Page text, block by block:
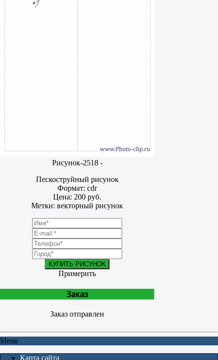
Рисунок-2518 -
Пескоструйный рисунок
Формат: cdr
Цена: 200 руб.
Метки: векторный рисунок
КУПИТЬ РИСУНОК
Примерить
Заказ
Заказ отправлен
Menu
Карта сайта